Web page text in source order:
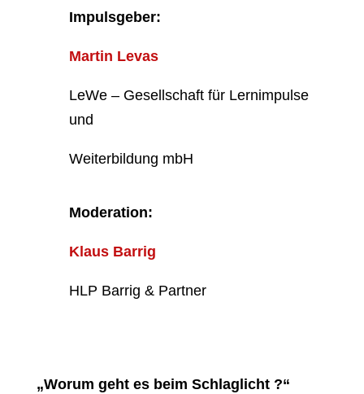
Impulsgeber:
Martin Levas
LeWe – Gesellschaft für Lernimpulse
und
Weiterbildung mbH
Moderation:
Klaus Barrig
HLP Barrig & Partner
„Worum geht es beim Schlaglicht ?“